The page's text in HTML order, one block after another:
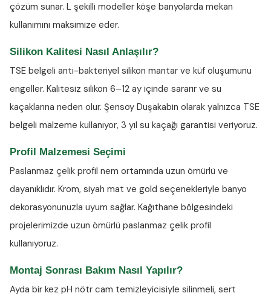
çözüm sunar. L şekilli modeller köşe banyolarda mekan
kullanımını maksimize eder.
Silikon Kalitesi Nasıl Anlaşılır?
TSE belgeli anti-bakteriyel silikon mantar ve küf oluşumunu
engeller. Kalitesiz silikon 6–12 ay içinde sararır ve su
kaçaklarına neden olur. Şensoy Duşakabin olarak yalnızca TSE
belgeli malzeme kullanıyor, 3 yıl su kaçağı garantisi veriyoruz.
Profil Malzemesi Seçimi
Paslanmaz çelik profil nem ortamında uzun ömürlü ve
dayanıklıdır. Krom, siyah mat ve gold seçenekleriyle banyo
dekorasyonunuzla uyum sağlar. Kağıthane bölgesindeki
projelerimizde uzun ömürlü paslanmaz çelik profil
kullanıyoruz.
Montaj Sonrası Bakım Nasıl Yapılır?
Ayda bir kez pH nötr cam temizleyicisiyle silinmeli, sert